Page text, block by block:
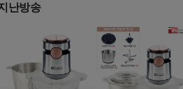
난방송